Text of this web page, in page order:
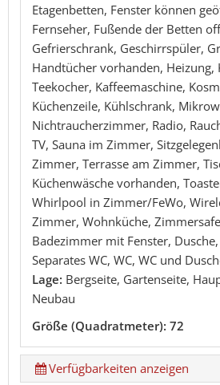
Etagenbetten, Fenster können
Fernseher, Fußende der Betten
Gefrierschrank, Geschirrspüler,
Handtücher vorhanden, Heizung,
Teekocher, Kaffeemaschine,
Küchenzeile, Kühlschrank,
Nichtraucherzimmer, Radio,
TV, Sauna im Zimmer,
Zimmer, Terrasse am Zimmer,
Küchenwäsche vorhanden,
Whirlpool in Zimmer/FeWo,
Zimmer, Wohnküche, Zimmersafe
Badezimmer mit Fenster,
Separates WC, WC, WC und
Lage: Bergseite, Gartenseite,
Neubau
Größe (Quadratmeter): 72
Verfügbarkeiten anzeigen